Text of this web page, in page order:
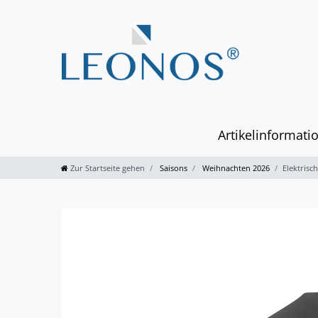
Zur Startseite gehen Saisons Weihnachten 2026